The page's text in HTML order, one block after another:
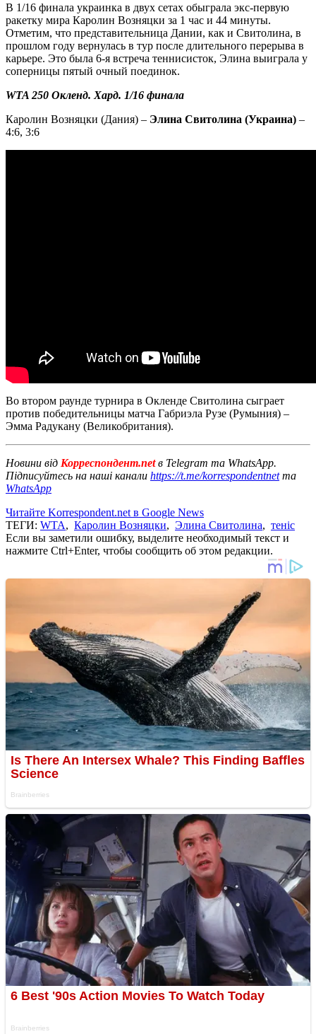
В 1/16 финала украинка в двух сетах обыграла экс-первую
ракетку мира Каролин Возняцки за 1 час и 44 минуты.
Отметим, что представительница Дании, как и Свитолина, в
прошлом году вернулась в тур после длительного перерыва в
карьере. Это была 6-я встреча теннисисток, Элина выиграла у
соперницы пятый очный поединок.
WTA 250 Окленд. Хард. 1/16 финала
Каролин Возняцки (Дания) – Элина Свитолина (Украина) –
4:6, 3:6
Во втором раунде турнира в Окленде Свитолина сыграет
против победительницы матча Габриэла Рузе (Румыния) –
Эмма Радукану (Великобритания).
Новини від Корреспондент.netв Telegram та WhatsApp.
Підписуйтесь на наші канали https://t.me/korrespondentnetта
WhatsApp
Читайте Korrespondent.net в Google News
ТЕГИ: WTA, Каролин Возняцки, Элина Свитолина, теніс
Если вы заметили ошибку, выделите необходимый текст и
нажмите Ctrl+Enter, чтобы сообщить об этом редакции.